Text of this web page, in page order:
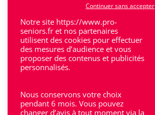
Villeneuve-Sur-Lot
Bron
Notre site https://www.pro-
seniors.fr et nos partenaires
utilisent des cookies pour effectuer
des mesures d’audience et vous
proposer des contenus et publicités
personnalisés.
Nous conservons votre choix
pendant 6 mois. Vous pouvez
changer d’avis à tout moment via la
Continuer sans accepter